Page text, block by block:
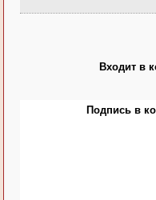
Входит в
Подпись в